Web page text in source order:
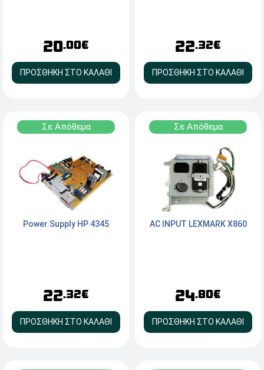
20.00€
ΠΡΟΣΘΗΚΗ ΣΤΟ ΚΑΛΑΘΙ
22.32€
ΠΡΟΣΘΗΚΗ ΣΤΟ ΚΑΛΑΘΙ
Σε Απόθεμα
Power Supply HP 4345
22.32€
ΠΡΟΣΘΗΚΗ ΣΤΟ ΚΑΛΑΘΙ
Σε Απόθεμα
AC INPUT LEXMARK X860
24.80€
ΠΡΟΣΘΗΚΗ ΣΤΟ ΚΑΛΑΘΙ